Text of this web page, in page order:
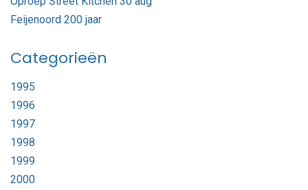
Feijenoord 200 jaar
Categorieën
1995
1996
1997
1998
1999
2000